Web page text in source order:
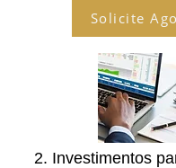
Solicite
2. Investimentos